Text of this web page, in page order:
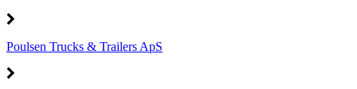
Poulsen Trucks & Trailers ApS